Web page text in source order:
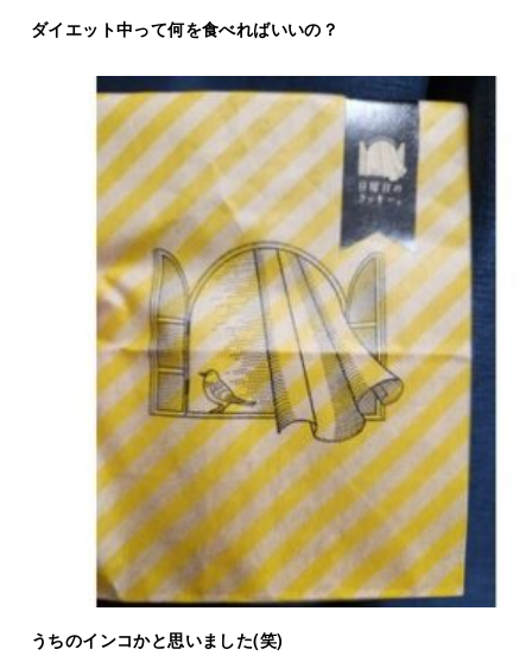
ダイエット中って何を食べればいいの？
うちのインコかと思いました(笑)